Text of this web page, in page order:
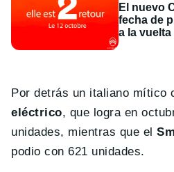
El nuevo
fecha de
a la
Por detrás un italiano mítico
eléctrico, que logra en
unidades, mientras que el
podio con 621 unidades.